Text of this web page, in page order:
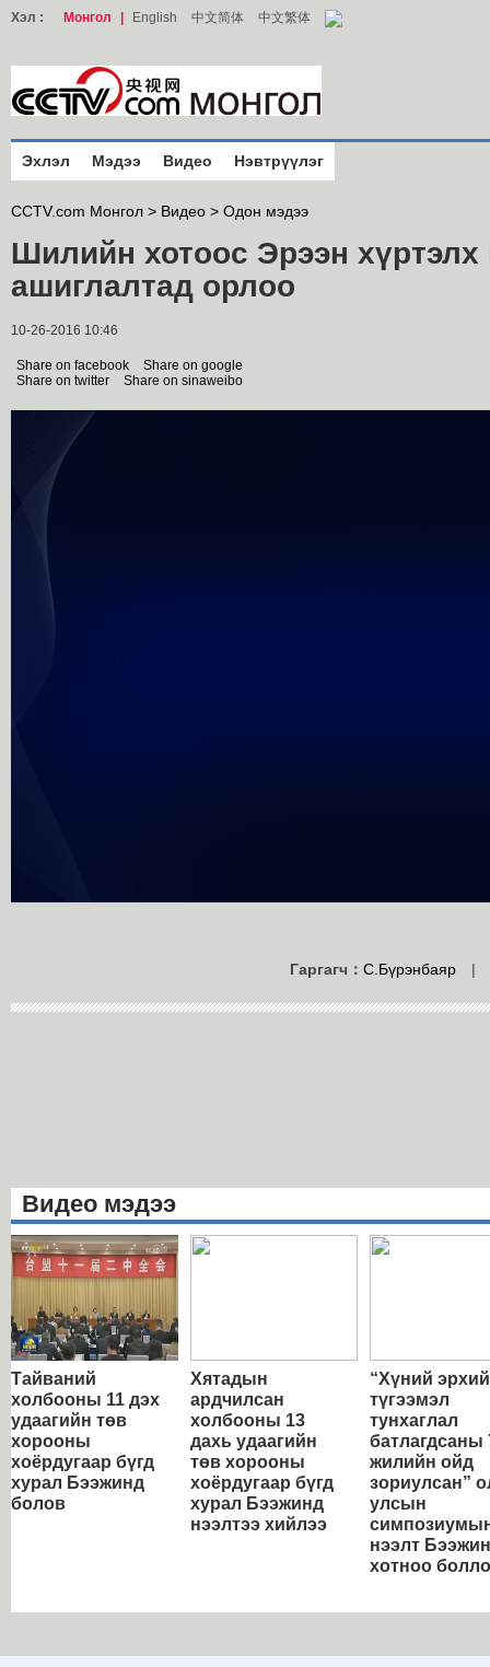
Хэл : Монгол English 中文简体 中文繁体
Эхлэл Мэдээ Видео Нэвтрүүлэг
CCTV.com Монгол > Видео > Одон мэдээ
Шилийн хотоос Эрээн хүртэлх
ашиглалтад орлоо
10-26-2016 10:46
Share on facebook
Share on google
Share on twitter
Share on sinaweibo
Гаргагч： С.Бүрэнбаяр |
Видео мэдээ
Тайваний
холбооны 11 дэх
удаагийн төв
хорооны
хоёрдугаар бүгд
хурал Бээжинд
болов
Хятадын
ардчилсан
холбооны 13
дахь удаагийн
төв хорооны
хоёрдугаар бүгд
хурал Бээжинд
нээлтээ хийлээ
“Хүний
түгээмэл
тунхаглал
батлагдсаны
жилийн ойд
зориулсан”
улсын
нээлт Бээжин
хотноо